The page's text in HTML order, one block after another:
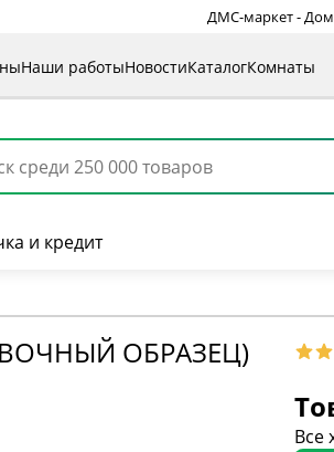
ДМС-маркет - Дом
Наши работыНовостиКаталогКомнаты
и кредит
ОБРАЗЕЦ)
Все